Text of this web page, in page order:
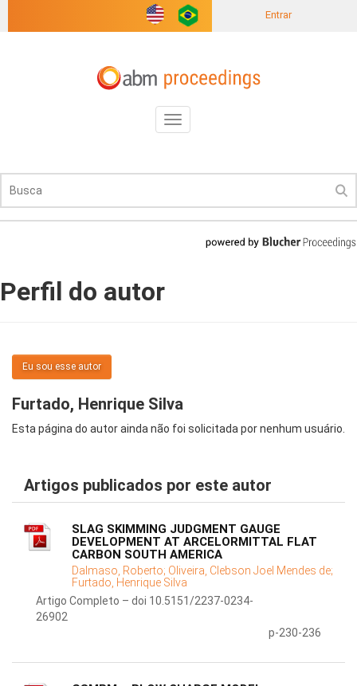
Entrar
Toggle
navigation
Perfil do autor
Eu sou esse autor
Furtado, Henrique Silva
Esta página do autor ainda não foi solicitada por nenhum usuário.
Artigos publicados por este autor
SLAG SKIMMING JUDGMENT GAUGE
DEVELOPMENT AT ARCELORMITTAL FLAT
CARBON SOUTH AMERICA
Dalmaso, Roberto; Oliveira, Clebson Joel Mendes de;
Furtado, Henrique Silva
Artigo Completo – doi 10.5151/2237-0234-
26902
p-230-236